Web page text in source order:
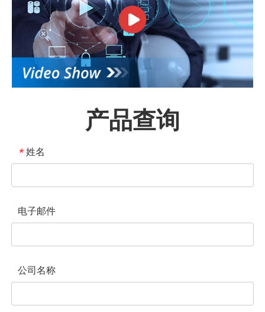
产品查询
* 姓名
电子邮件
公司名称